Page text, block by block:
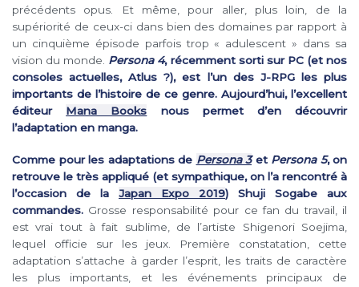
précédents opus. Et même, pour aller, plus loin, de la
supériorité de ceux-ci dans bien des domaines par rapport à
un cinquième épisode parfois trop « adulescent » dans sa
vision du monde. Persona 4, récemment sorti sur PC (et nos
consoles actuelles, Atlus ?), est l’un des J-RPG les plus
importants de l’histoire de ce genre. Aujourd’hui, l’excellent
éditeur Mana Books nous permet d’en découvrir
l’adaptation en manga.
Comme pour les adaptations de Persona 3et Persona 5, on
retrouve le très appliqué (et sympathique, on l’a rencontré à
l’occasion de la Japan Expo 2019) Shuji Sogabe aux
commandes. Grosse responsabilité pour ce fan du travail, il
est vrai tout à fait sublime, de l’artiste Shigenori Soejima,
lequel officie sur les jeux. Première constatation, cette
adaptation s’attache à garder l’esprit, les traits de caractère
les plus importants, et les événements principaux de